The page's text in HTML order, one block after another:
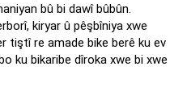
bû bi dawî bûbûn.
kiryar û pêşbîniya xwe
tiştî re amade bike berê ku ev
ku bikaribe dîroka xwe bi xwe